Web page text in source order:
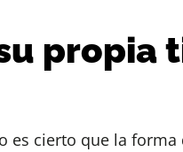
propia
es cierto que la